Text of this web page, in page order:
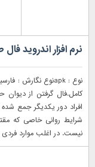
نرم افزار اندروید
کامل.فال گرفتن از
افراد دور یکدیگر جمع شده
شرایط روانی خاصی که
نیست. در اغلب موارد